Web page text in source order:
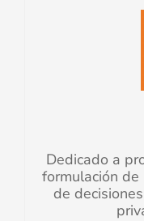
Dedicado a
formulación
de